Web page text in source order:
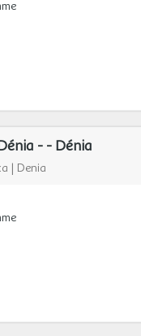
- - Dénia
| Denia